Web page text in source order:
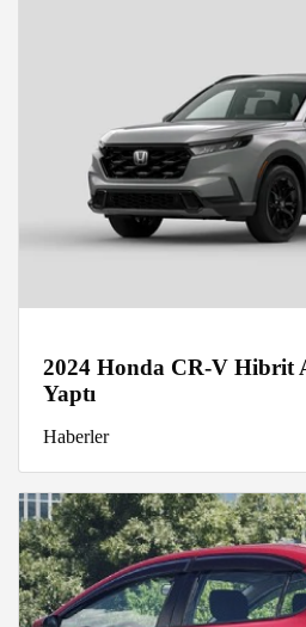
2024 Honda CR-V Hibrit
Yaptı
Haberler